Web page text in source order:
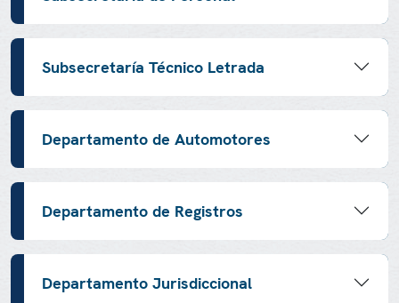
Subsecretaría Técnico Letrada
Departamento de Automotores
Departamento de Registros
Departamento Jurisdiccional